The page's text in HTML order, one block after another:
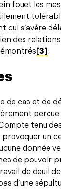
fouet les
qui s’avère
des
[3] .
de cas et de
tenu
un
donnée
de pouvoir
de deuil
d’une